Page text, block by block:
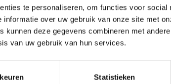
te personaliseren, om functies voor social
over uw gebruik van onze site met
kunnen deze gegevens combineren met
van uw gebruik van hun services.
Statistieken